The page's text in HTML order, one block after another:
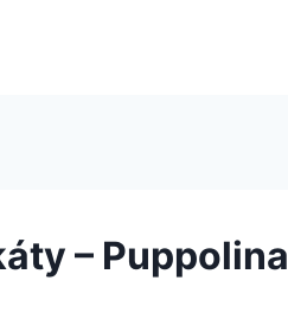
– Puppolina